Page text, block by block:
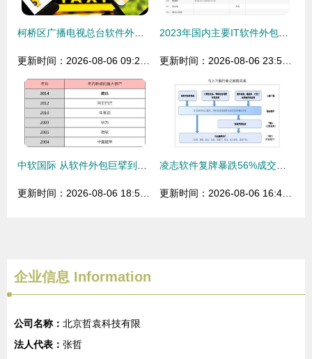
企业信息 Information
公司名称： 北京哲袁科技有限
法人代表： 张哲